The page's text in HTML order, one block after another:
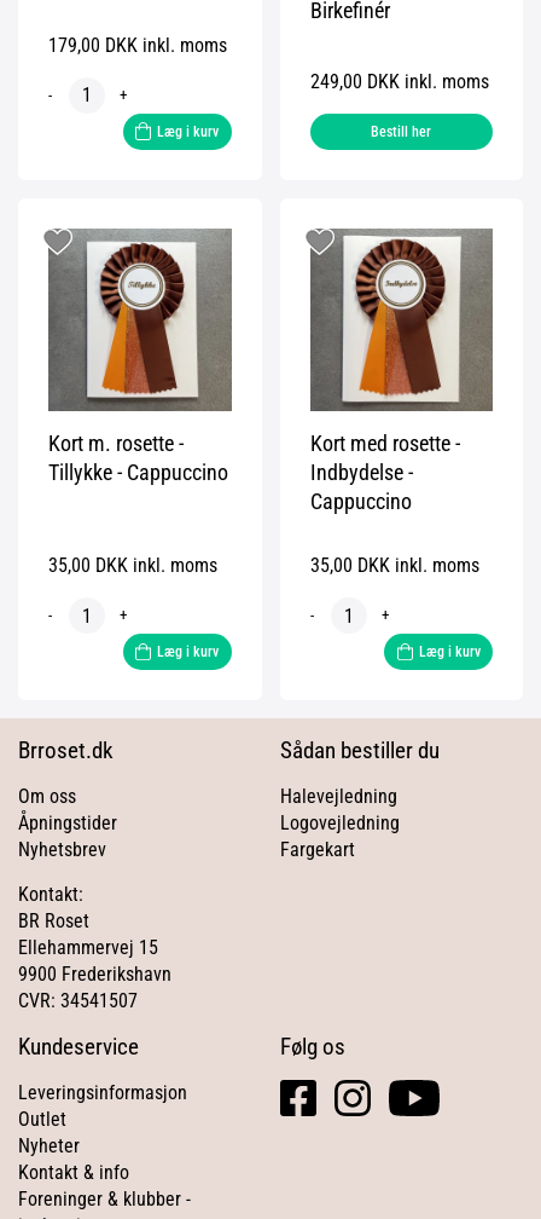
179,00 DKK inkl. moms
- +
Læg i kurv
Birkefinér
249,00 DKK inkl. moms
Bestill her
Kort m. rosette -
Tillykke - Cappuccino
35,00 DKK inkl. moms
- +
Læg i kurv
Kort med rosette -
Indbydelse -
Cappuccino
35,00 DKK inkl. moms
- +
Læg i kurv
Brroset.dk
Om oss
Åpningstider
Nyhetsbrev
Kontakt:
BR Roset
Ellehammervej 15
9900 Frederikshavn
CVR: 34541507
Sådan bestiller du
Halevejledning
Logovejledning
Fargekart
Kundeservice
Leveringsinformasjon
Outlet
Nyheter
Kontakt & info
Foreninger & klubber -
Følg os
facebook
square
instagramyoutube